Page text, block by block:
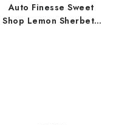
Auto Finesse Sweet
Shop Lemon Sherbet -